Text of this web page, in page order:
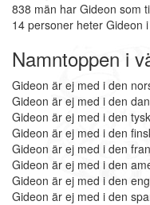
838 män har Gideon som
14 personer heter Gideon
Namntoppen i
Gideon är ej med i den
Gideon är ej med i den
Gideon är ej med i den
Gideon är ej med i den
Gideon är ej med i den
Gideon är ej med i den
Gideon är ej med i den
Gideon är ej med i den